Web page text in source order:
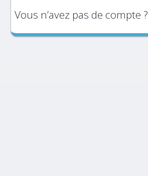
Vous n’avez pas de compte ?